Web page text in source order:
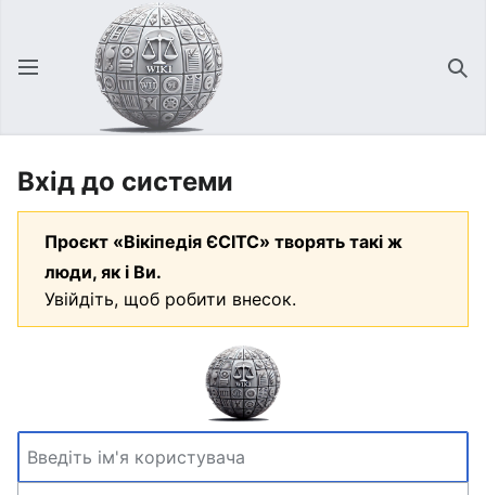
Відкрити головне меню
Вхід до системи
Проєкт «Вікіпедія ЄСІТС» творять такі ж
люди, як і Ви.
Увійдіть, щоб робити внесок.